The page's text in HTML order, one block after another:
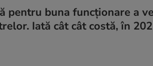
pentru buna funcționare a
Iată cât cât costă, în